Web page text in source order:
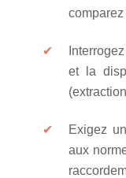
et la
Exigez
aux